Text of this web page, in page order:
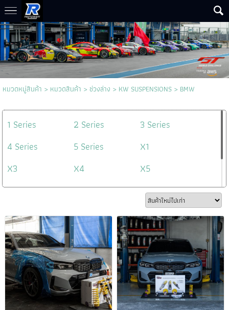
หมวดหมู่สินค้า > หมวดสินค้า > ช่วงล่าง > KW SUSPENSIONS> BMW
1 Series 2 Series
3 Series
4 Series
5 Series
X1
X3
X4
X5
X6
Z4
M2
M3
M4 i4